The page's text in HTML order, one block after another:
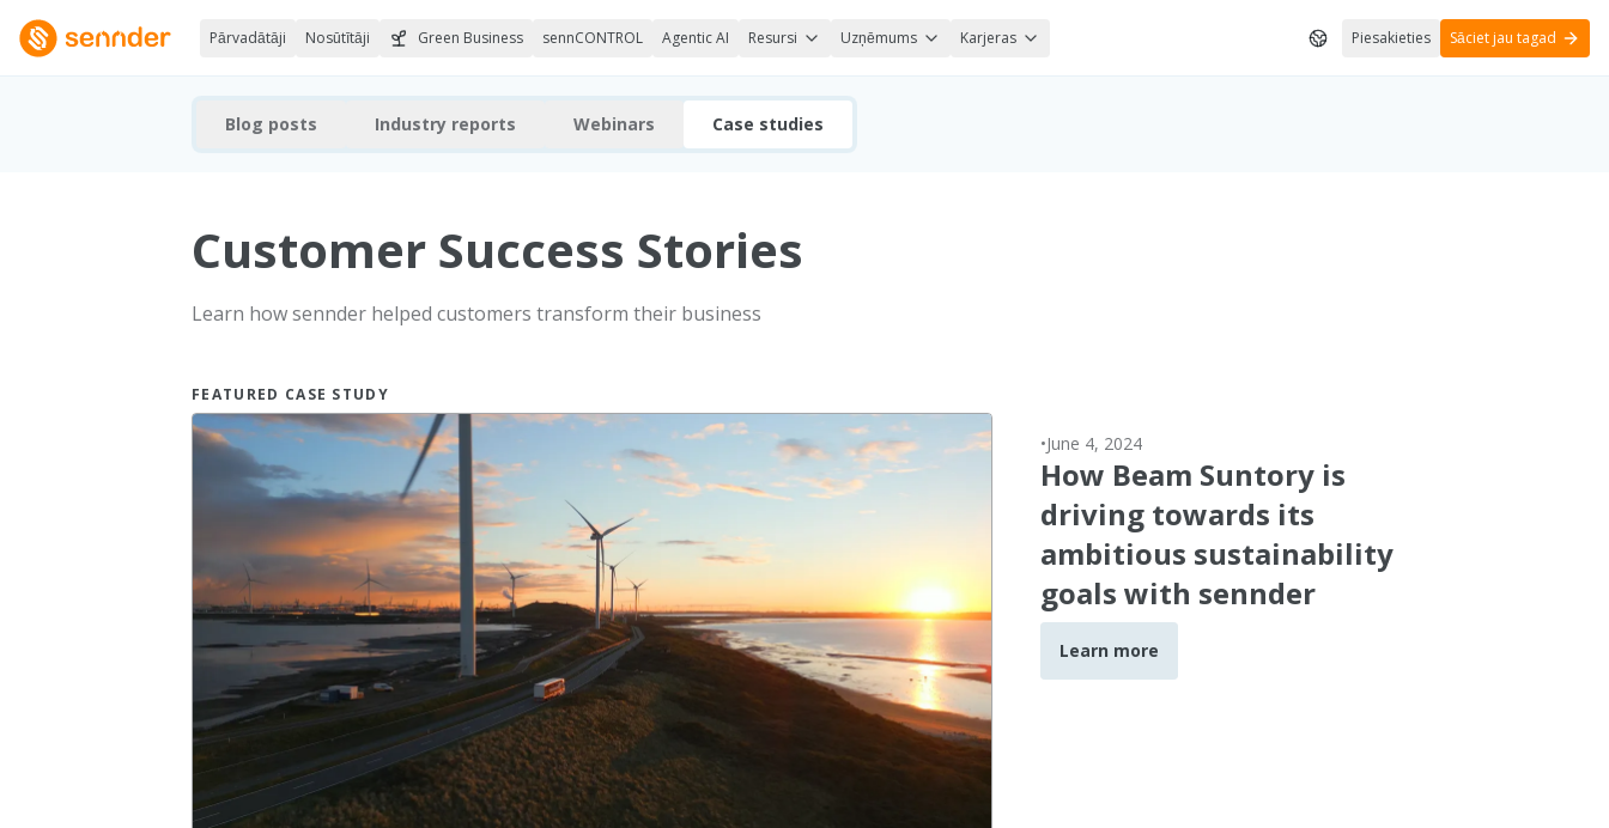
Pārvadātāji Nosūtītāji Green Business sennCONTROL Agentic AI Resursi Uzņēmums Karjeras Piesakieties Sāciet jau tagad
Blog posts Industry reports Webinars Case studies
Customer Success Stories
Learn how sennder helped customers transform their business
FEATURED CASE STUDY
•June 4, 2024
How Beam Suntory is
driving towards its
ambitious sustainability
goals with sennder
Learn more